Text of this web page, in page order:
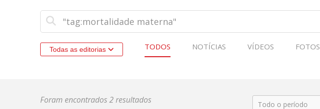
Todas as editorias TODOS NOTÍCIAS VÍDEOS FOTOS
Foram encontrados 2 resultados Todo o período